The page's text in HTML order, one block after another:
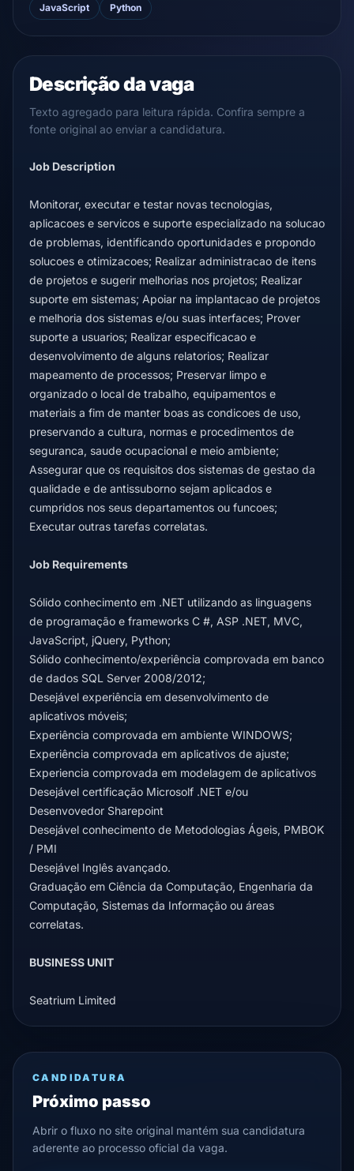
JavaScript Python
Descrição da vaga
Texto agregado para leitura rápida. Confira sempre a
fonte original ao enviar a candidatura.
Job Description
Monitorar, executar e testar novas tecnologias,
aplicacoes e servicos e suporte especializado na solucao
de problemas, identificando oportunidades e propondo
solucoes e otimizacoes; Realizar administracao de itens
de projetos e sugerir melhorias nos projetos; Realizar
suporte em sistemas; Apoiar na implantacao de projetos
e melhoria dos sistemas e/ou suas interfaces; Prover
suporte a usuarios; Realizar especificacao e
desenvolvimento de alguns relatorios; Realizar
mapeamento de processos; Preservar limpo e
organizado o local de trabalho, equipamentos e
materiais a fim de manter boas as condicoes de uso,
preservando a cultura, normas e procedimentos de
seguranca, saude ocupacional e meio ambiente;
Assegurar que os requisitos dos sistemas de gestao da
qualidade e de antissuborno sejam aplicados e
cumpridos nos seus departamentos ou funcoes;
Executar outras tarefas correlatas.
Job Requirements
Sólido conhecimento em .NET utilizando as linguagens
de programação e frameworks C #, ASP .NET, MVC,
JavaScript, jQuery, Python;
Sólido conhecimento/experiência comprovada em banco
de dados SQL Server 2008/2012;
Desejável experiência em desenvolvimento de
aplicativos móveis;
Experiência comprovada em ambiente WINDOWS;
Experiência comprovada em aplicativos de ajuste;
Experiencia comprovada em modelagem de aplicativos
Desejável certificação Microsolf .NET e/ou
Desenvovedor Sharepoint
Desejável conhecimento de Metodologias Ágeis, PMBOK
/ PMI
Desejável Inglês avançado.
Graduação em Ciência da Computação, Engenharia da
Computação, Sistemas da Informação ou áreas
correlatas.
BUSINESS UNIT
Seatrium Limited
CANDIDATURA
Próximo passo
Abrir o fluxo no site original mantém sua candidatura
aderente ao processo oficial da vaga.